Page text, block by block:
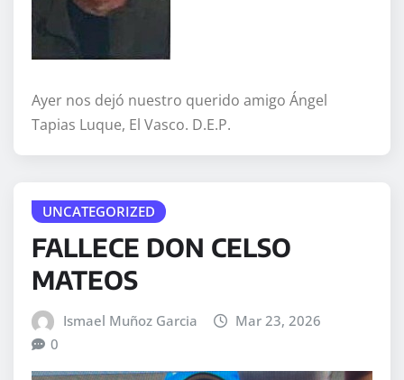
Ayer nos dejó nuestro querido amigo Ángel
Tapias Luque, El Vasco. D.E.P.
UNCATEGORIZED
FALLECE DON CELSO
MATEOS
Ismael Muñoz Garcia
Mar 23, 2026
0